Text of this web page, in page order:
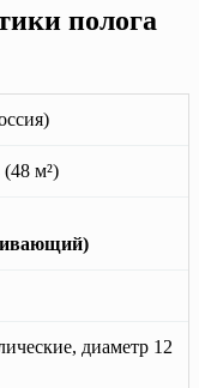
полога
(48 м²)
диаметр 12